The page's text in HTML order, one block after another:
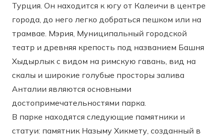
Турция. Он находится к югу от Калеичи в центре
города, до него легко добраться пешком или на
трамвае. Мэрия, Муниципальный городской
театр и древняя крепость под названием Башня
Хыдырлык с видом на римскую гавань, вид на
скалы и широкие голубые просторы залива
Анталии являются основными
достопримечательностями парка.
В парке находятся следующие памятники и
статуи: памятник Назыму Хикмету, созданный в